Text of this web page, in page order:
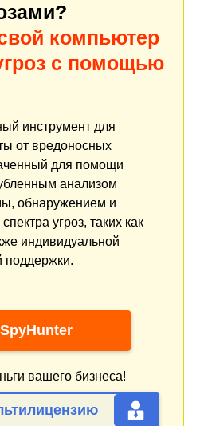
компьютер
с помощью
инструмент для
от вредоносных
для помощи
анализом
обнаружением и
угроз, таких как
индивидуальной
поддержки.
вашего бизнеса!